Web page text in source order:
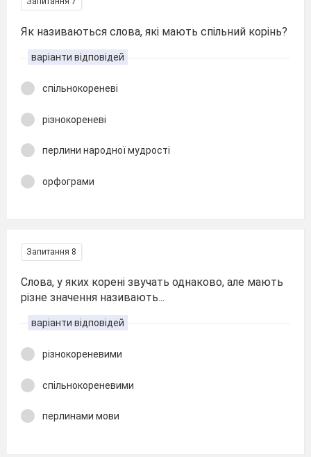
Як називаються слова, які мають спільний корінь?
варіанти відповідей
спільнокореневі
різнокореневі
перлини народної мудрості
орфограми
Запитання 8
Слова, у яких корені звучать однаково, але мають
різне значення називають...
варіанти відповідей
різнокореневими
спільнокореневими
перлинами мови